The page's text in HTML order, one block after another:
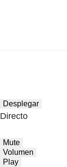
Desplegar
Directo
Mute
Volumen
Play